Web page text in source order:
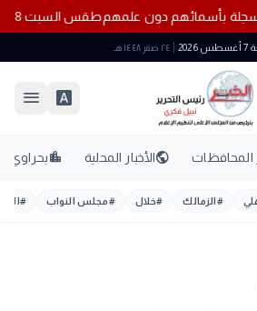
بأسمائهم دون علمهمطقس السبت 8 أغسطس 2026.. حرارة مرتفعة ورطوبة عالية والأرصاد تحذر من أجواء شديدة الحرارة
٢٤ صفر ١٤٤٨ هـ
font_download
menu
المحافظات publicالأخبار المحلية location_cityبحراوي
#الزمالك #خلال #مجلس النواب #